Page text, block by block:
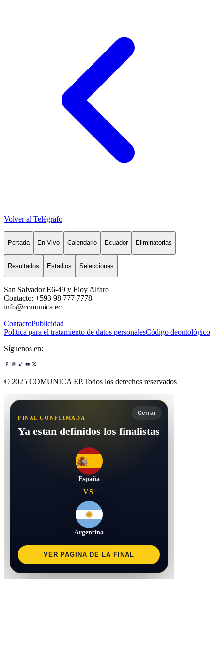
Volver al Telégrafo
Portada En Vivo Calendario Ecuador Eliminatorias
Resultados Estadios Selecciones
San Salvador E6-49 y Eloy Alfaro
Contacto: +593 98 777 7778
info@comunica.ec
ContactoPublicidad
Política para el tratamiento de datos personalesCódigo deontológico
Síguenos en:
© 2025 COMUNICA EP.Todos los derechos reservados
Cerrar
FINAL CONFIRMADA
Ya estan definidos los finalistas
España
VS
Argentina
VER PAGINA DE LA FINAL